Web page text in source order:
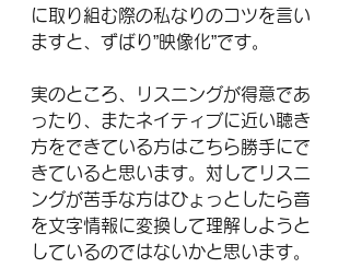
に取り組む際の私なりのコツを言い
ますと、ずばり”映像化”です。
実のところ、リスニングが得意であ
ったり、またネイティブに近い聴き
方をできている方はこちら勝手にで
きていると思います。対してリスニ
ングが苦手な方はひょっとしたら音
を文字情報に変換して理解しようと
しているのではないかと思います。